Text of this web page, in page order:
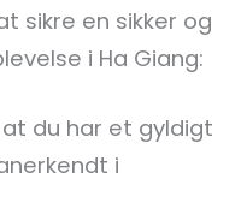
sikre en sikker og
i Ha Giang:
at du har et gyldigt
i